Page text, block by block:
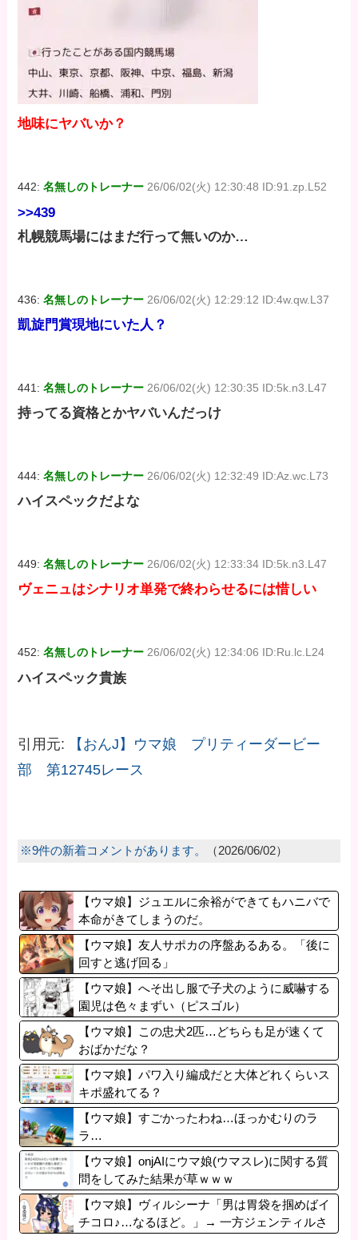
地味にヤバいか？
442:名無しのトレーナー 26/06/02(火) 12:30:48 ID:91.zp.L52
>>439
札幌競馬場にはまだ行って無いのか…
436:名無しのトレーナー 26/06/02(火) 12:29:12 ID:4w.qw.L37
凱旋門賞現地にいた人？
441:名無しのトレーナー 26/06/02(火) 12:30:35 ID:5k.n3.L47
持ってる資格とかヤバいんだっけ
444:名無しのトレーナー 26/06/02(火) 12:32:49 ID:Az.wc.L73
ハイスペックだよな
449:名無しのトレーナー 26/06/02(火) 12:33:34 ID:5k.n3.L47
ヴェニュはシナリオ単発で終わらせるには惜しい
452:名無しのトレーナー 26/06/02(火) 12:34:06 ID:Ru.lc.L24
ハイスペック貴族
引用元:
【おんJ】ウマ娘 プリティーダービー
部 第12745レース
※9件の新着コメントがあります。 （2026/06/02）
【ウマ娘】ジュエルに余裕ができてもハニバで
本命がきてしまうのだ。
【ウマ娘】友人サポカの序盤あるある。「後に
回すと逃げ回る」
【ウマ娘】へそ出し服で子犬のように威嚇する
園児は色々まずい（ピスゴル）
【ウマ娘】この忠犬2匹…どちらも足が速くて
おばかだな？
【ウマ娘】パワ入り編成だと大体どれくらいス
キポ盛れてる？
【ウマ娘】すごかったわね…ほっかむりのラ
ラ…
【ウマ娘】onjAIにウマ娘(ウマスレ)に関する質
問をしてみた結果が草ｗｗｗ
【ウマ娘】ヴィルシーナ「男は胃袋を掴めばイ
チコロ♪…なるほど。」→ 一方ジェンティルさ